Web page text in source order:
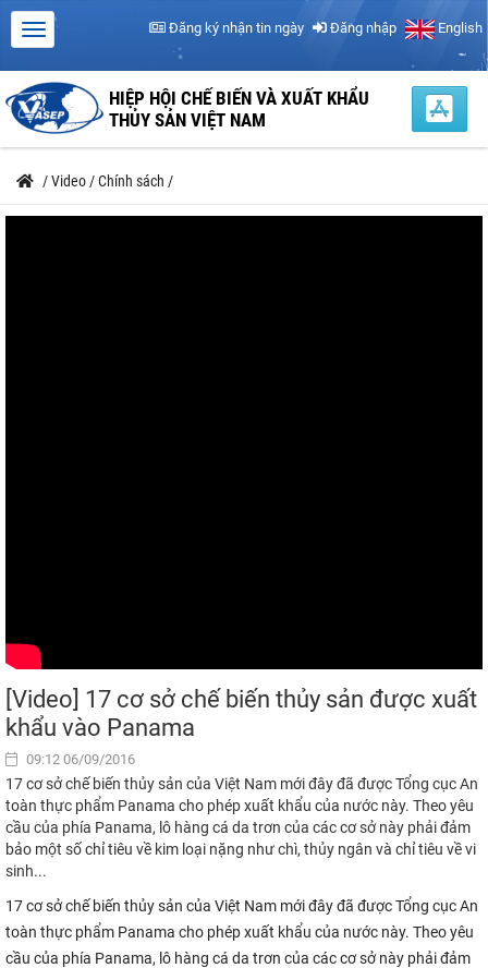
Đăng ký nhận tin ngày Đăng nhập English
HIỆP HỘI CHẾ BIẾN VÀ XUẤT KHẨU
THỦY SẢN VIỆT NAM
/Video /Chính sách /
[Video] 17 cơ sở chế biến thủy sản được xuất
khẩu vào Panama
09:12 06/09/2016
17 cơ sở chế biến thủy sản của Việt Nam mới đây đã được Tổng cục An
toàn thực phẩm Panama cho phép xuất khẩu của nước này. Theo yêu
cầu của phía Panama, lô hàng cá da trơn của các cơ sở này phải đảm
bảo một số chỉ tiêu về kim loại nặng như chì, thủy ngân và chỉ tiêu về vi
sinh...
17 cơ sở chế biến thủy sản của Việt Nam mới đây đã được Tổng cục An
toàn thực phẩm Panama cho phép xuất khẩu của nước này. Theo yêu
cầu của phía Panama, lô hàng cá da trơn của các cơ sở này phải đảm